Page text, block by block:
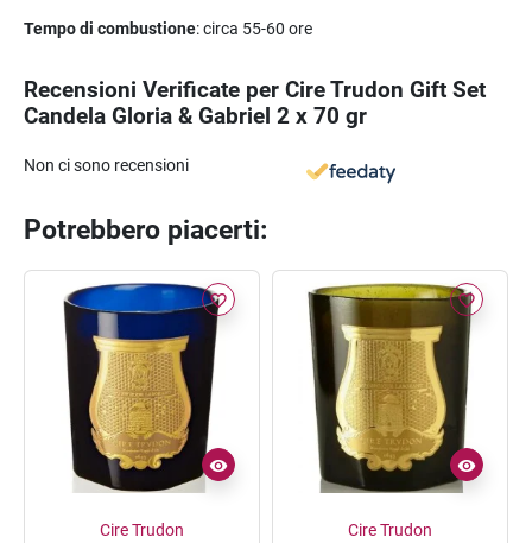
Tempo di combustione: circa 55-60 ore
Recensioni Verificate per Cire Trudon Gift Set
Candela Gloria & Gabriel 2 x 70 gr
Non ci sono recensioni
Potrebbero piacerti:
favorite_border
Cire Trudon
favorite_border
Cire Trudon